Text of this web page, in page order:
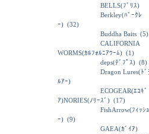
BELLS(ﾌﾞﾘｽ)
Berkley(ﾊﾞｰｸﾚ
ｰ) (32)
Buddha Baits (5)
CALIFORNIA
WORMS(ｶﾙﾌｫﾙﾆｱﾜｰﾑ) (1)
deps(ﾃﾞﾌﾟｽ) (8)
Dragon Lures(ﾄﾞ
ﾙｱｰ)
ECOGEAR(ｴｺｷﾞ
ｱ)NORIES(ﾉﾘｰｽﾞ) (17)
FishArrow(ﾌｨｯｼ
ｰ) (9)
GAEA(ｶﾞｲｱ)